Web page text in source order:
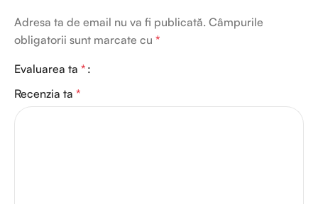
Adresa ta de email nu va fi publicată. Câmpurile
obligatorii sunt marcate cu *
Evaluarea ta *
Recenzia ta *